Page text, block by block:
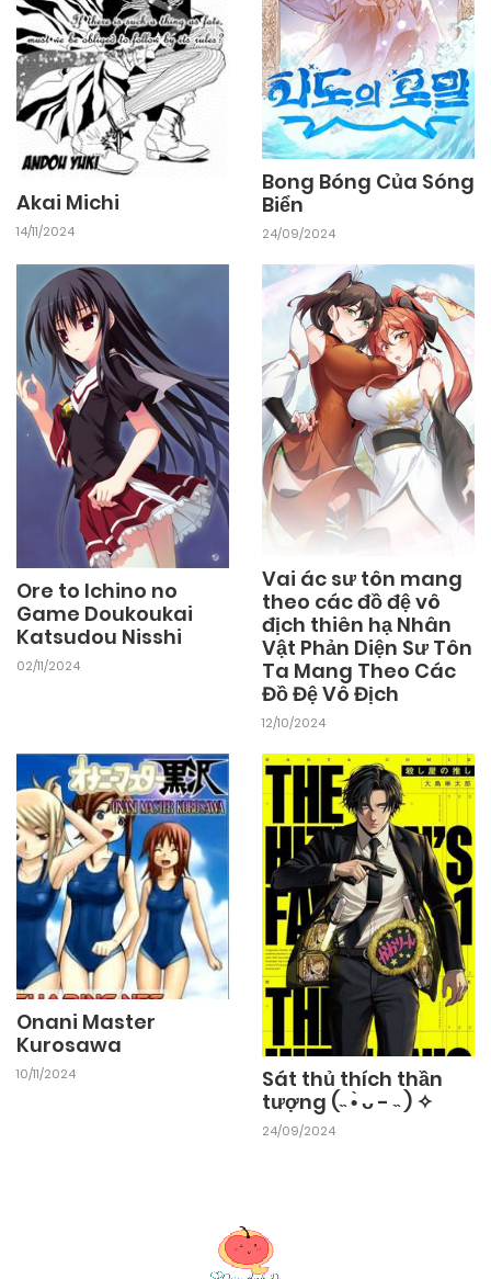
Akai Michi
14/11/2024
Bong Bóng Của Sóng
Biển
24/09/2024
Ore to Ichino no
Game Doukoukai
Katsudou Nisshi
02/11/2024
Vai ác sư tôn mang
theo các đồ đệ vô
địch thiên hạ Nhân
Vật Phản Diện Sư Tôn
Ta Mang Theo Các
Đồ Đệ Vô Địch
12/10/2024
Onani Master
Kurosawa
10/11/2024
Sát thủ thích thần
tượng (˵ •̀ ᴗ - ˵ ) ✧
24/09/2024